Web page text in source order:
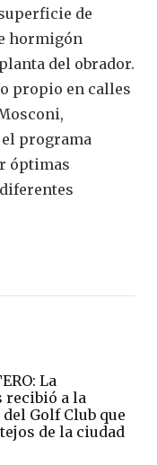
de
hormigón
del obrador.
propio en calles
el programa
óptimas
La
recibió a la
Golf Club que
de la ciudad